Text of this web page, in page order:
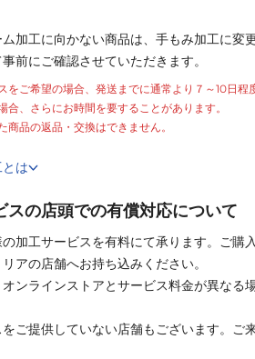
加工に向かない商品は、手もみ加工に変
前にご確認させていただきます。
をご希望の場合、発送までに通常より ７～10日程
合、さらにお時間を要することがあります。
商品の返品・交換はできません。
は
スの店頭での有償対応について
加工サービスを有料にて承ります。ご購
アの店舗へお持ち込みください。
ンラインストアとサービス料金が異なる
ご提供していない店舗もございます。ご